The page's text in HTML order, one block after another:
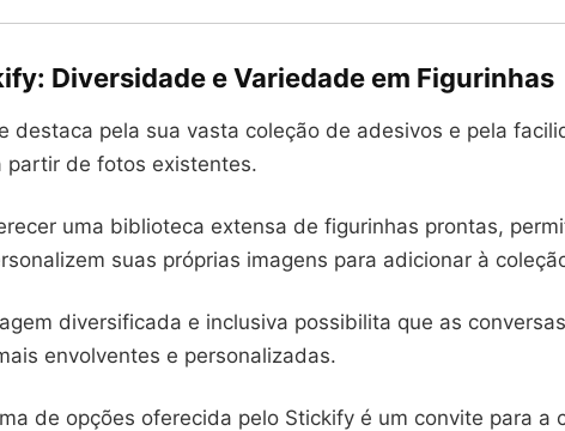
Diversidade e Variedade em Figurinhas
destaca pela sua vasta coleção de adesivos e pela
partir de fotos existentes.
uma biblioteca extensa de figurinhas prontas,
suas próprias imagens para adicionar à
diversificada e inclusiva possibilita que as
envolventes e personalizadas.
de opções oferecida pelo Stickify é um convite para a